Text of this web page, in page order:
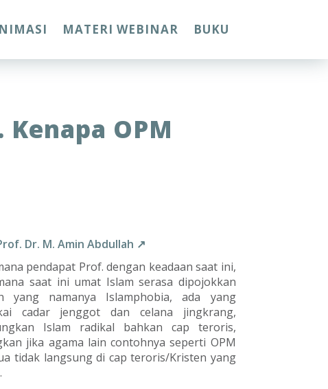
MATERI WEBINAR BUKU
OPM
Dr. M. Amin Abdullah ↗
pendapat Prof. dengan keadaan saat ini,
saat ini umat Islam serasa dipojokkan
yang namanya Islamphobia, ada yang
cadar jenggot dan celana jingkrang,
Islam radikal bahkan cap teroris,
jika agama lain contohnya seperti OPM
tidak langsung di cap teroris/Kristen yang